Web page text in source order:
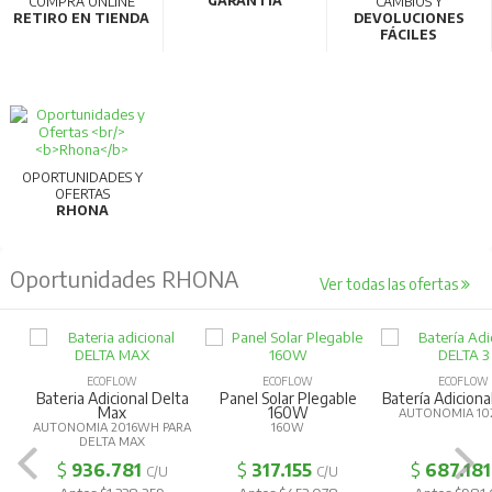
Alta calidad y eficiencia:
Producidos en líneas de
Para más información, consultar la ficha
técnica.
RETIRO EN TIENDA
DEVOLUCIONES
FÁCILES
OPORTUNIDADES Y
OFERTAS
RHONA
Oportunidades RHONA Ver todas las ofertas
ECOFLOW
Bateria Adicional Delta
Max
AUTONOMIA 2016WH PARA
DELTA MAX
$ 936.781 C/U
ECOFLOW
Panel Solar Plegable
160W
160W
$ 317.155 C/U
ECOFLOW
Batería
AUTONOMIA
$ 687.181